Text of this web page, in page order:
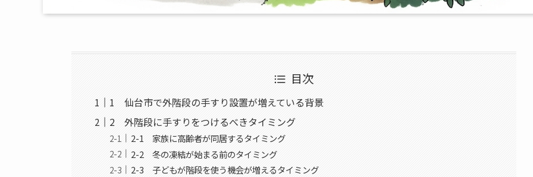
目次
1 仙台市で外階段の手すり設置が増えている背景
2 外階段に手すりをつけるべきタイミング
2-1 家族に高齢者が同居するタイミング
2-2 冬の凍結が始まる前のタイミング
2-3 子どもが階段を使う機会が増えるタイミング